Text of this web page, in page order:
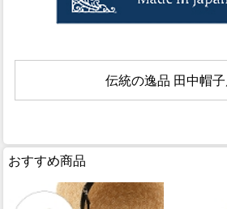
伝統の逸品 田中帽
おすすめ商品